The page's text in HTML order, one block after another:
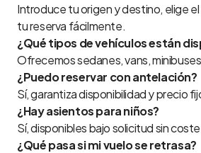
Introduce tu origen y destino, elige
tu reserva fácilmente.
¿Qué tipos de vehículos están
Ofrecemos sedanes, vans,
¿Puedo reservar con antelación?
Sí, garantiza disponibilidad y precio
¿Hay asientos para niños?
Sí, disponibles bajo solicitud sin
¿Qué pasa si mi vuelo se retrasa?